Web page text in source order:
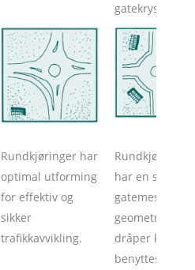
gatekryss.
Rundkjøringer har
optimal utforming
for effektiv og
sikker
trafikkavvikling.
Rundkjøringer
har en stram
gatemessig
geometri. Små
dråper kan
benyttes